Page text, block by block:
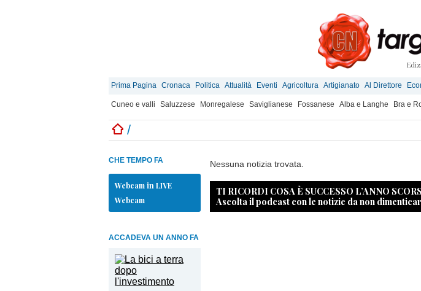
Prima Pagina Cronaca Politica Attualità Eventi Agricoltura Artigianato Al Direttore
Cuneo e valli Saluzzese Monregalese Saviglianese Fossanese Alba e Langhe Bra e
/
CHE TEMPO FA
Webcam in LIVE
Webcam
ACCADEVA UN ANNO FA
Nessuna notizia trovata.
TI RICORDI COSA È SUCCESSO L’ANNO
Ascolta il podcast con le notizie da non